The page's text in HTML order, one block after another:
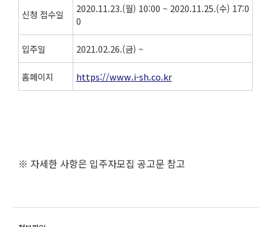
신청 접수일
2020.11.23.(월) 10:00 ~ 2020.11.25.(수) 17:0
0
입주일 2021.02.26.(금) ~
홈페이지 https://www.i-sh.co.kr
※ 자세한 사항은 입주자모집 공고문 참고